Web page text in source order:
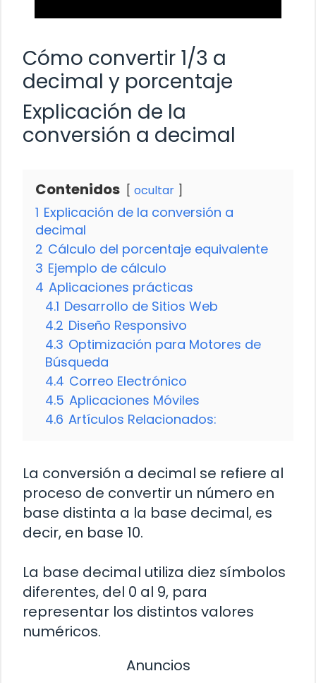
Cómo convertir 1/3 a
decimal y porcentaje
Explicación de la
conversión a decimal
Contenidos ocultar
1 Explicación de la conversión a
decimal
2 Cálculo del porcentaje equivalente
3 Ejemplo de cálculo
4 Aplicaciones prácticas
4.1 Desarrollo de Sitios Web
4.2 Diseño Responsivo
4.3 Optimización para Motores de
Búsqueda
4.4 Correo Electrónico
4.5 Aplicaciones Móviles
4.6 Artículos Relacionados:
La conversión a decimal se refiere al
proceso de convertir un número en
base distinta a la base decimal, es
decir, en base 10.
La base decimal utiliza diez símbolos
diferentes, del 0 al 9, para
representar los distintos valores
numéricos.
Anuncios